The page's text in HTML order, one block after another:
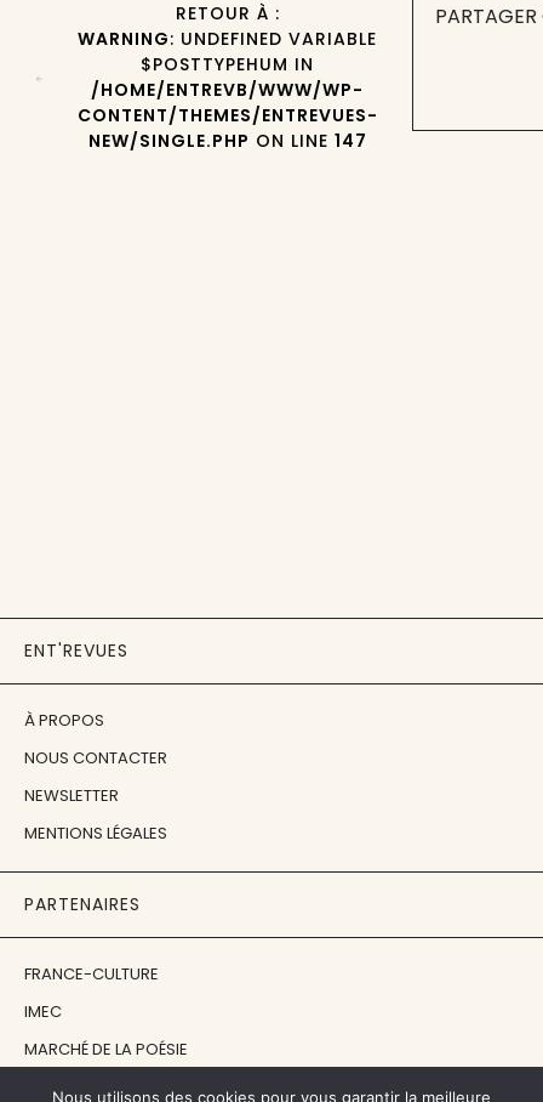
RETOUR À :
WARNING: UNDEFINED VARIABLE
$POSTTYPEHUM IN
/HOME/ENTREVB/WWW/WP-
CONTENT/THEMES/ENTREVUES-
NEW/SINGLE.PHP ON LINE 147
ENT'REVUES
À PROPOS
NOUS CONTACTER
NEWSLETTER
MENTIONS LÉGALES
PARTENAIRES
FRANCE-CULTURE
IMEC
MARCHÉ DE LA POÉSIE
ÉCOLE ESTIENNE
Nous utilisons des cookies pour vous garantir la meilleure